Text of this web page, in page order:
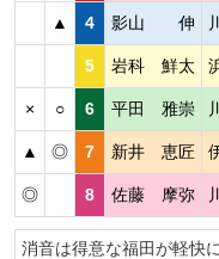
▲ 4 影山 伸
5 岩科 鮮太
× ○ 6 平田 雅崇
▲ ◎ 7 新井 恵匠
◎ 8 佐藤 摩弥
消音は得意な福田が軽快